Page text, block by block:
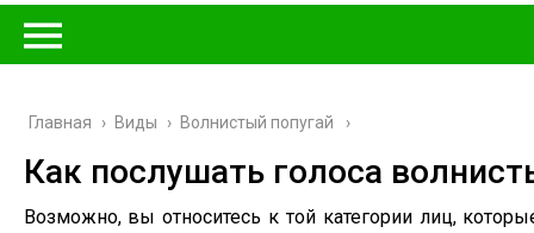
Главная › Виды › Волнистый попугай
Как послушать голоса
Возможно, вы относитесь к той категории лиц,